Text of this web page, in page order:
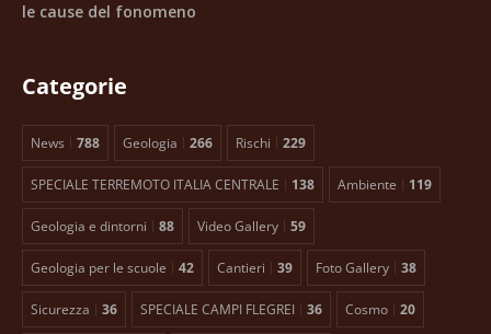
le cause del fonomeno
Categorie
News 788 Geologia 266 Rischi 229
SPECIALE TERREMOTO ITALIA CENTRALE 138 Ambiente 119
Geologia e dintorni 88 Video Gallery 59
Geologia per le scuole 42 Cantieri 39 Foto Gallery 38
Sicurezza 36 SPECIALE CAMPI FLEGREI 36 Cosmo 20